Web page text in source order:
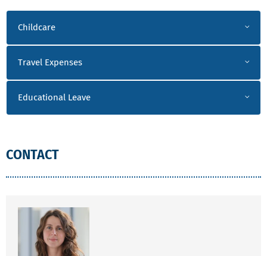
Childcare
Travel Expenses
Educational Leave
CONTACT